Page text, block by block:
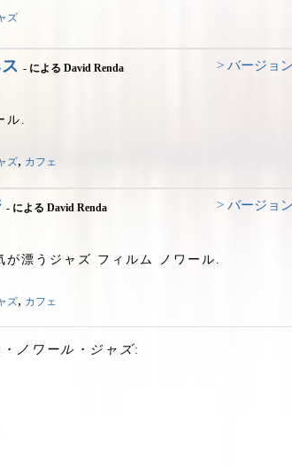
ズ
- による David Renda > バージョ
ル.
ズ, カフェ
- による David Renda > バージョ
が漂うジャズ フィルム ノワール.
ズ, カフェ
ノワール・ジャズ: